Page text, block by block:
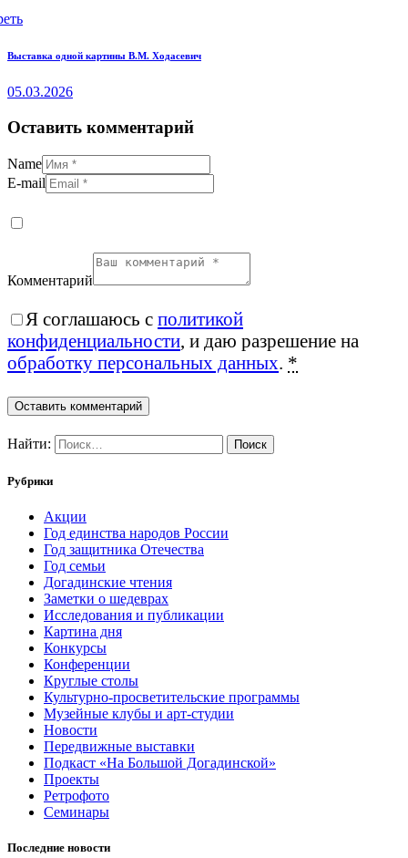
Выставка одной картины В.М. Ходасевич
05.03.2026
Оставить комментарий
Name
E-mail
Комментарий
Я соглашаюсь с политикой
конфиденциальности, и даю разрешение на
обработку персональных данных. *
Найти:
Рубрики
Акции
Год единства народов России
Год защитника Отечества
Год семьи
Догадинские чтения
Заметки о шедеврах
Исследования и публикации
Картина дня
Конкурсы
Конференции
Круглые столы
Культурно-просветительские программы
Музейные клубы и арт-студии
Новости
Передвижные выставки
Подкаст «На Большой Догадинской»
Проекты
Ретрофото
Семинары
Последние новости